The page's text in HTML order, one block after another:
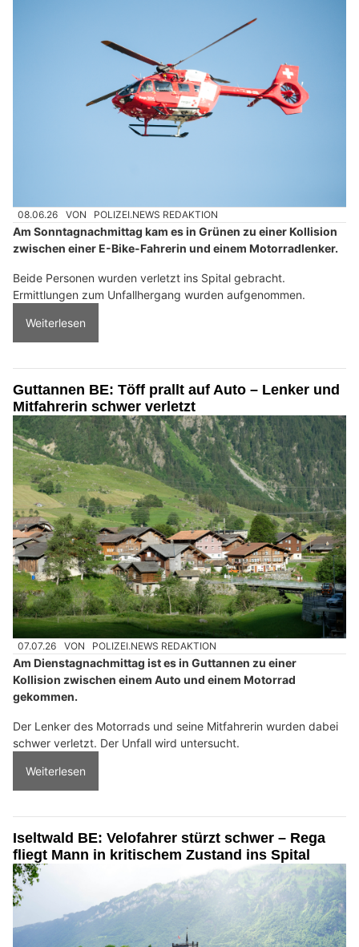
08.06.26 VON POLIZEI.NEWS REDAKTION
Am Sonntagnachmittag kam es in Grünen zu einer Kollision
zwischen einer E-Bike-Fahrerin und einem Motorradlenker.
Beide Personen wurden verletzt ins Spital gebracht.
Ermittlungen zum Unfallhergang wurden aufgenommen.
Weiterlesen
Guttannen BE: Töff prallt auf Auto – Lenker und
Mitfahrerin schwer verletzt
07.07.26 VON POLIZEI.NEWS REDAKTION
Am Dienstagnachmittag ist es in Guttannen zu einer
Kollision zwischen einem Auto und einem Motorrad
gekommen.
Der Lenker des Motorrads und seine Mitfahrerin wurden dabei
schwer verletzt. Der Unfall wird untersucht.
Weiterlesen
Iseltwald BE: Velofahrer stürzt schwer – Rega
fliegt Mann in kritischem Zustand ins Spital